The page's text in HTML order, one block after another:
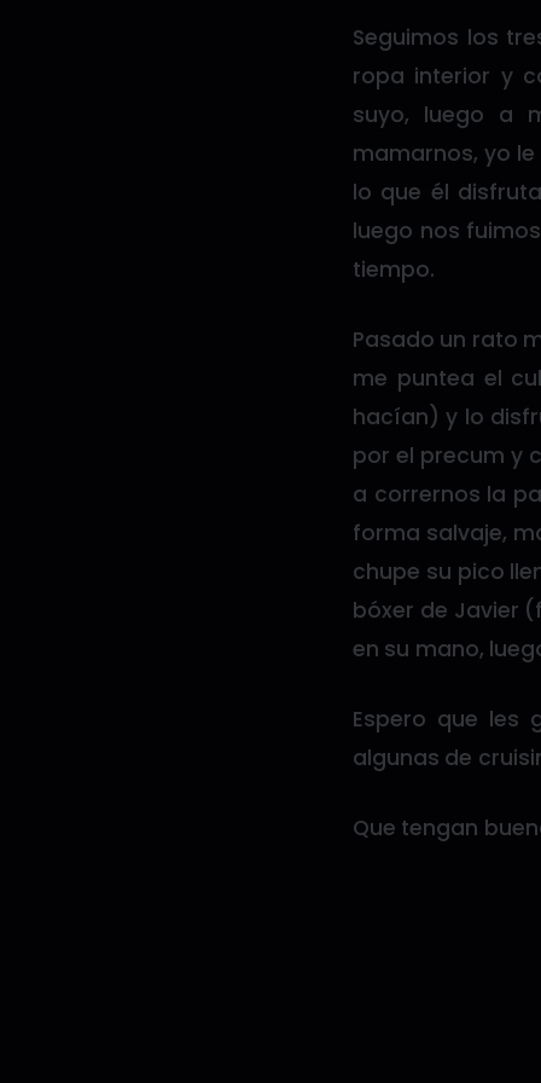
Seguimos los
ropa interior y
suyo, luego a
mamarnos, yo
lo que él
luego nos
tiempo.
Pasado un rato
me puntea el
hacían) y lo
por el precum y
a corrernos la
forma salvaje,
chupe su pico
bóxer de Javier
en su mano,
Espero que les
algunas de
Que tengan